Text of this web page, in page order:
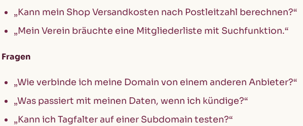
„Kann mein Shop Versandkosten nach Postleitzahl berechnen?“
„Mein Verein bräuchte eine Mitgliederliste mit Suchfunktion.“
Fragen
„Wie verbinde ich meine Domain von einem anderen Anbieter?“
„Was passiert mit meinen Daten, wenn ich kündige?“
„Kann ich Tagfalter auf einer Subdomain testen?“